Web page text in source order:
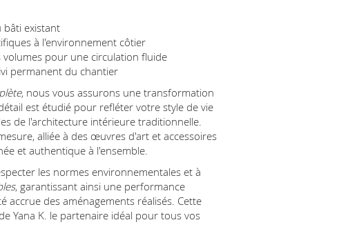
bâti existant
à l'environnement côtier
pour une circulation fluide
permanent du chantier
, nous vous assurons une transformation
est étudié pour refléter votre style de vie
de l'architecture intérieure traditionnelle.
alliée à des œuvres d'art et accessoires
et authentique à l'ensemble.
les normes environnementales et à
, garantissant ainsi une performance
accrue des aménagements réalisés. Cette
Yana K. le partenaire idéal pour tous vos